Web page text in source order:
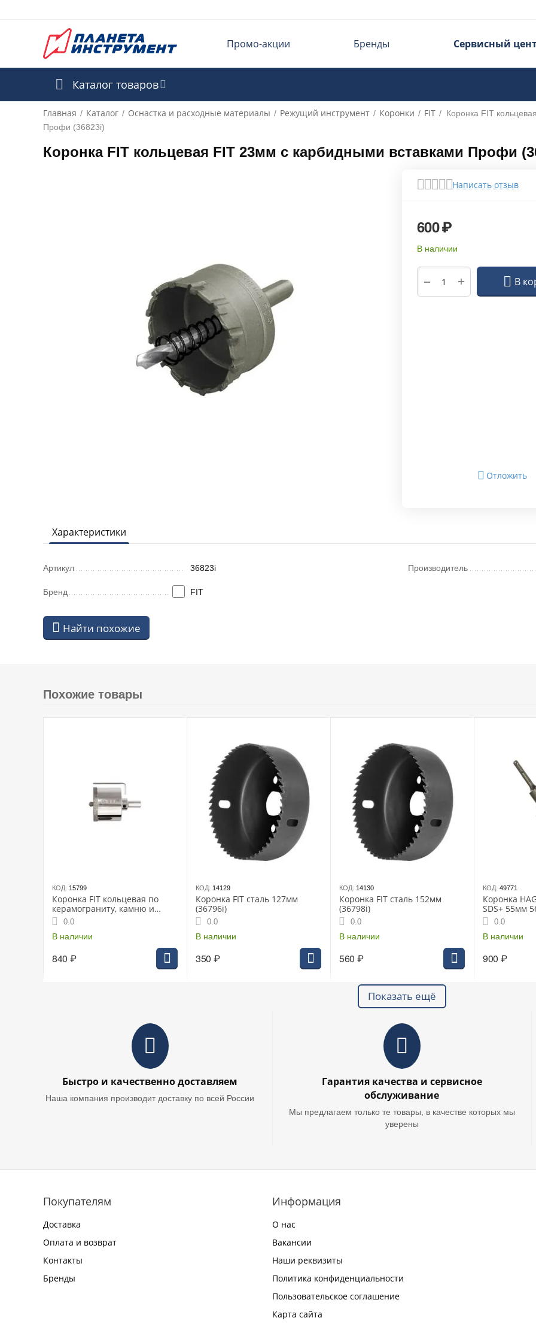
Промо-акции Бренды Сервисный
Каталог товаров
Главная / Каталог / Оснастка и расходные материалы / Режущий инструмент / Коронки / FIT / Коронка FIT
Профи (36823i)
Коронка FIT кольцевая FIT 23мм с карбидными вставками Профи
Написать отзыв
600₽
В наличии
+
− В
Отложить
Характеристики
Артикул 36823i
Бренд FIT
Производитель
Найти похожие
Похожие товары
КОД: 15799
Коронка FIT кольцевая по
керамограниту, камню и
кафелю алмазная с
центровочным сверлом 25х67
мм
0.0
В наличии
840 ₽
КОД: 14129
Коронка FIT сталь 127мм
(36796i)
0.0
В наличии
350 ₽
КОД: 14130
Коронка FIT сталь 152мм
(36798i)
0.0
В наличии
560 ₽
КОД: 49771
Коронка
SDS+ 55мм
0.0
В наличии
900 ₽
Показать ещё
Быстро и качественно доставляем
Наша компания производит доставку по всей России
Гарантия качества и сервисное
обслуживание
Мы предлагаем только те товары, в качестве которых мы
уверены
Покупателям
Доставка
Оплата и возврат
Контакты
Бренды
Информация
О нас
Вакансии
Наши реквизиты
Политика конфиденциальности
Пользовательское соглашение
Карта сайта